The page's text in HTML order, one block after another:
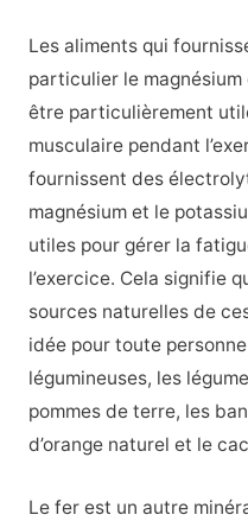
Les aliments qui
particulier le
être particulièrement
musculaire pendant
fournissent des
magnésium et le
utiles pour gérer la
l’exercice. Cela signifie
sources naturelles de
idée pour toute
légumineuses, les
pommes de terre, les
d’orange naturel et le
Le fer est un autre